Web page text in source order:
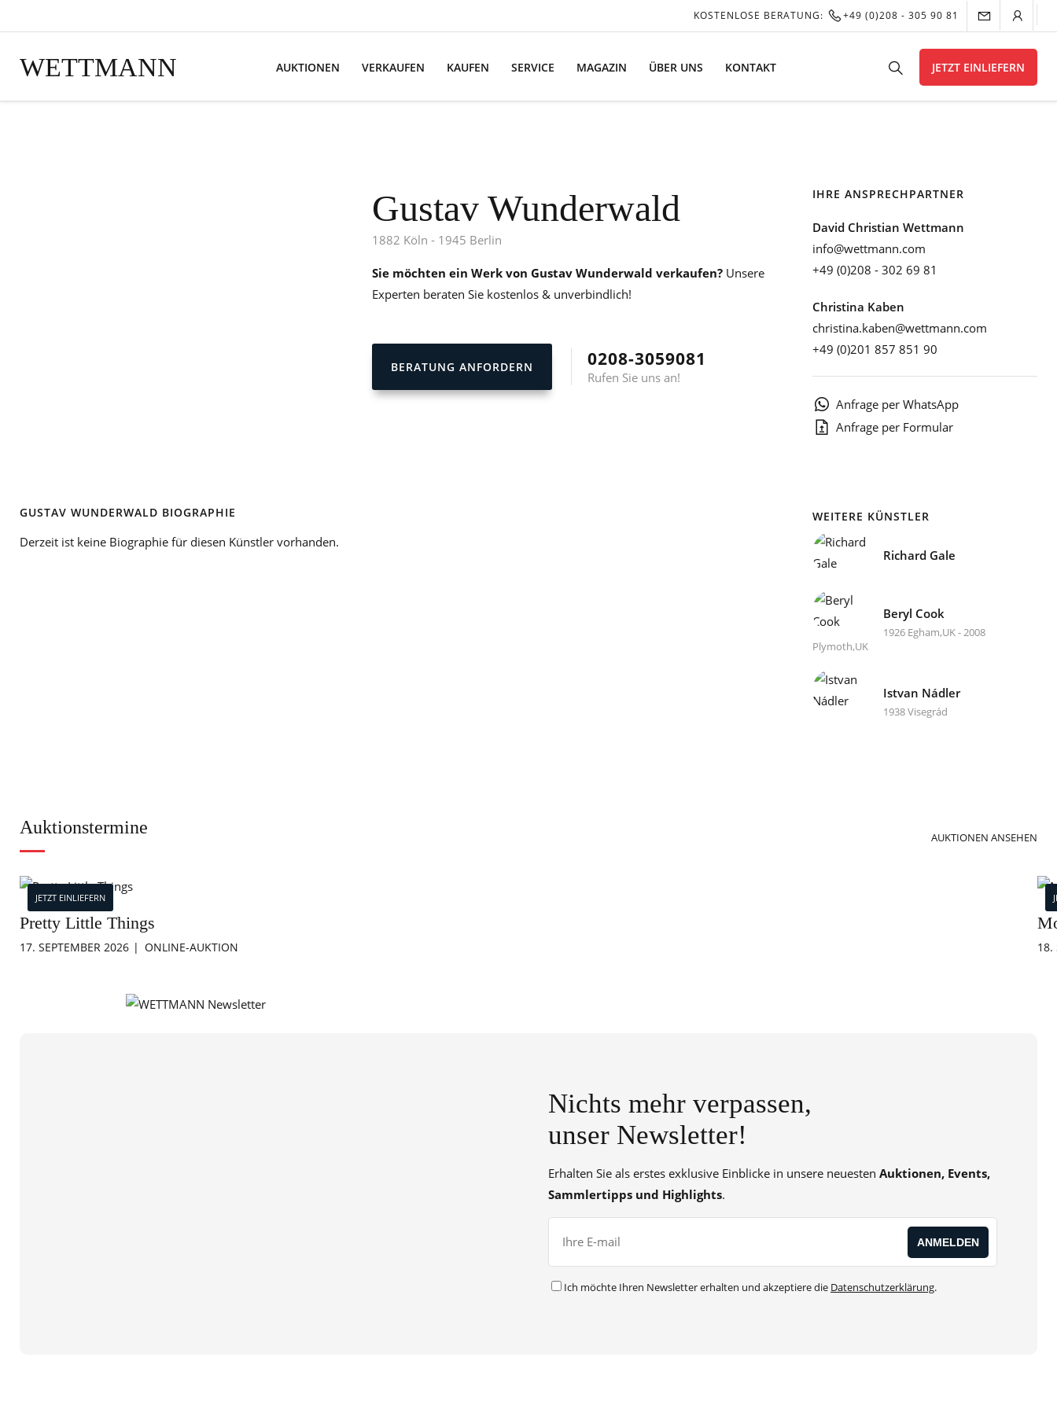
KOSTENLOSE BERATUNG: +49 (0)208 - 305 90 81
WETTMANN AUKTIONEN VERKAUFEN KAUFEN SERVICE MAGAZIN ÜBER UNS KONTAKT JETZT EINLIEFERN
Gustav Wunderwald
1882 Köln - 1945 Berlin
Sie möchten ein Werk von Gustav Wunderwald verkaufen?Unsere
Experten beraten Sie kostenlos & unverbindlich!
BERATUNG ANFORDERN 0208-3059081
Rufen Sie uns an!
IHRE ANSPRECHPARTNER
David Christian Wettmann
info@wettmann.com
+49 (0)208 - 302 69 81
Christina Kaben
christina.kaben@wettmann.com
+49 (0)201 857 851 90
Anfrage per WhatsApp
Anfrage per Formular
GUSTAV WUNDERWALD BIOGRAPHIE
Derzeit ist keine Biographie für diesen Künstler vorhanden.
WEITERE KÜNSTLER
Richard Gale
Beryl Cook
1926 Egham,UK - 2008
Plymoth,UK
Istvan Nádler
1938 Visegrád
Auktionstermine AUKTIONEN ANSEHEN
JETZT EINLIEFERN
Pretty Little Things
17. SEPTEMBER 2026 ONLINE-AUKTION 18.
Nichts mehr verpassen,
unser Newsletter!
Erhalten Sie als erstes exklusive Einblicke in unsere neuesten Auktionen, Events,
Sammlertipps und Highlights.
Ich möchte Ihren Newsletter erhalten und akzeptiere die Datenschutzerklärung.